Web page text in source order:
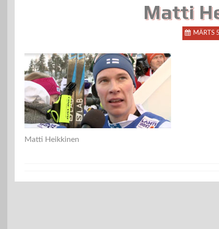
Matti
MÄRTS 5
Matti Heikkinen